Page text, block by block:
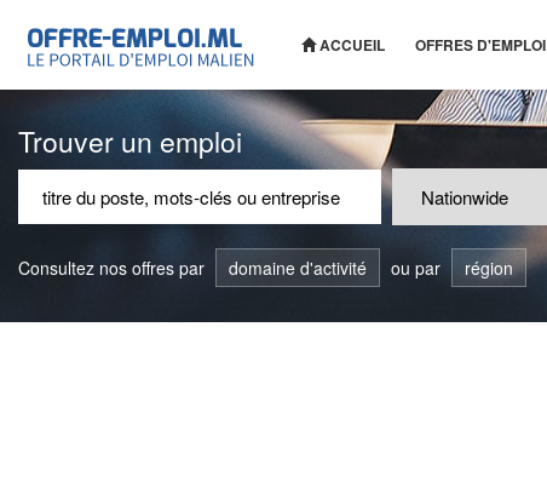
ACCUEIL OFFRES D'EMPLOI
Trouver un emploi
Consultez nos offres par domaine d'activité ou par région